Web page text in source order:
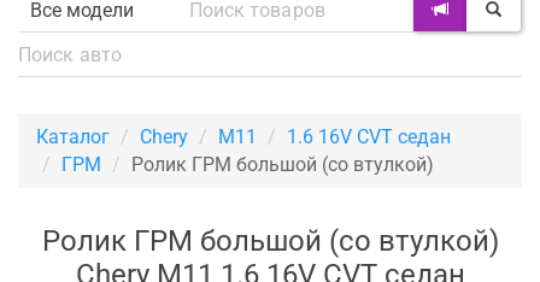
Каталог Chery M11
1.6 16V CVT седан
ГРМ
Ролик ГРМ большой (со втулкой)
Ролик ГРМ большой (со втулкой)
Chery M11 1.6 16V CVT седан